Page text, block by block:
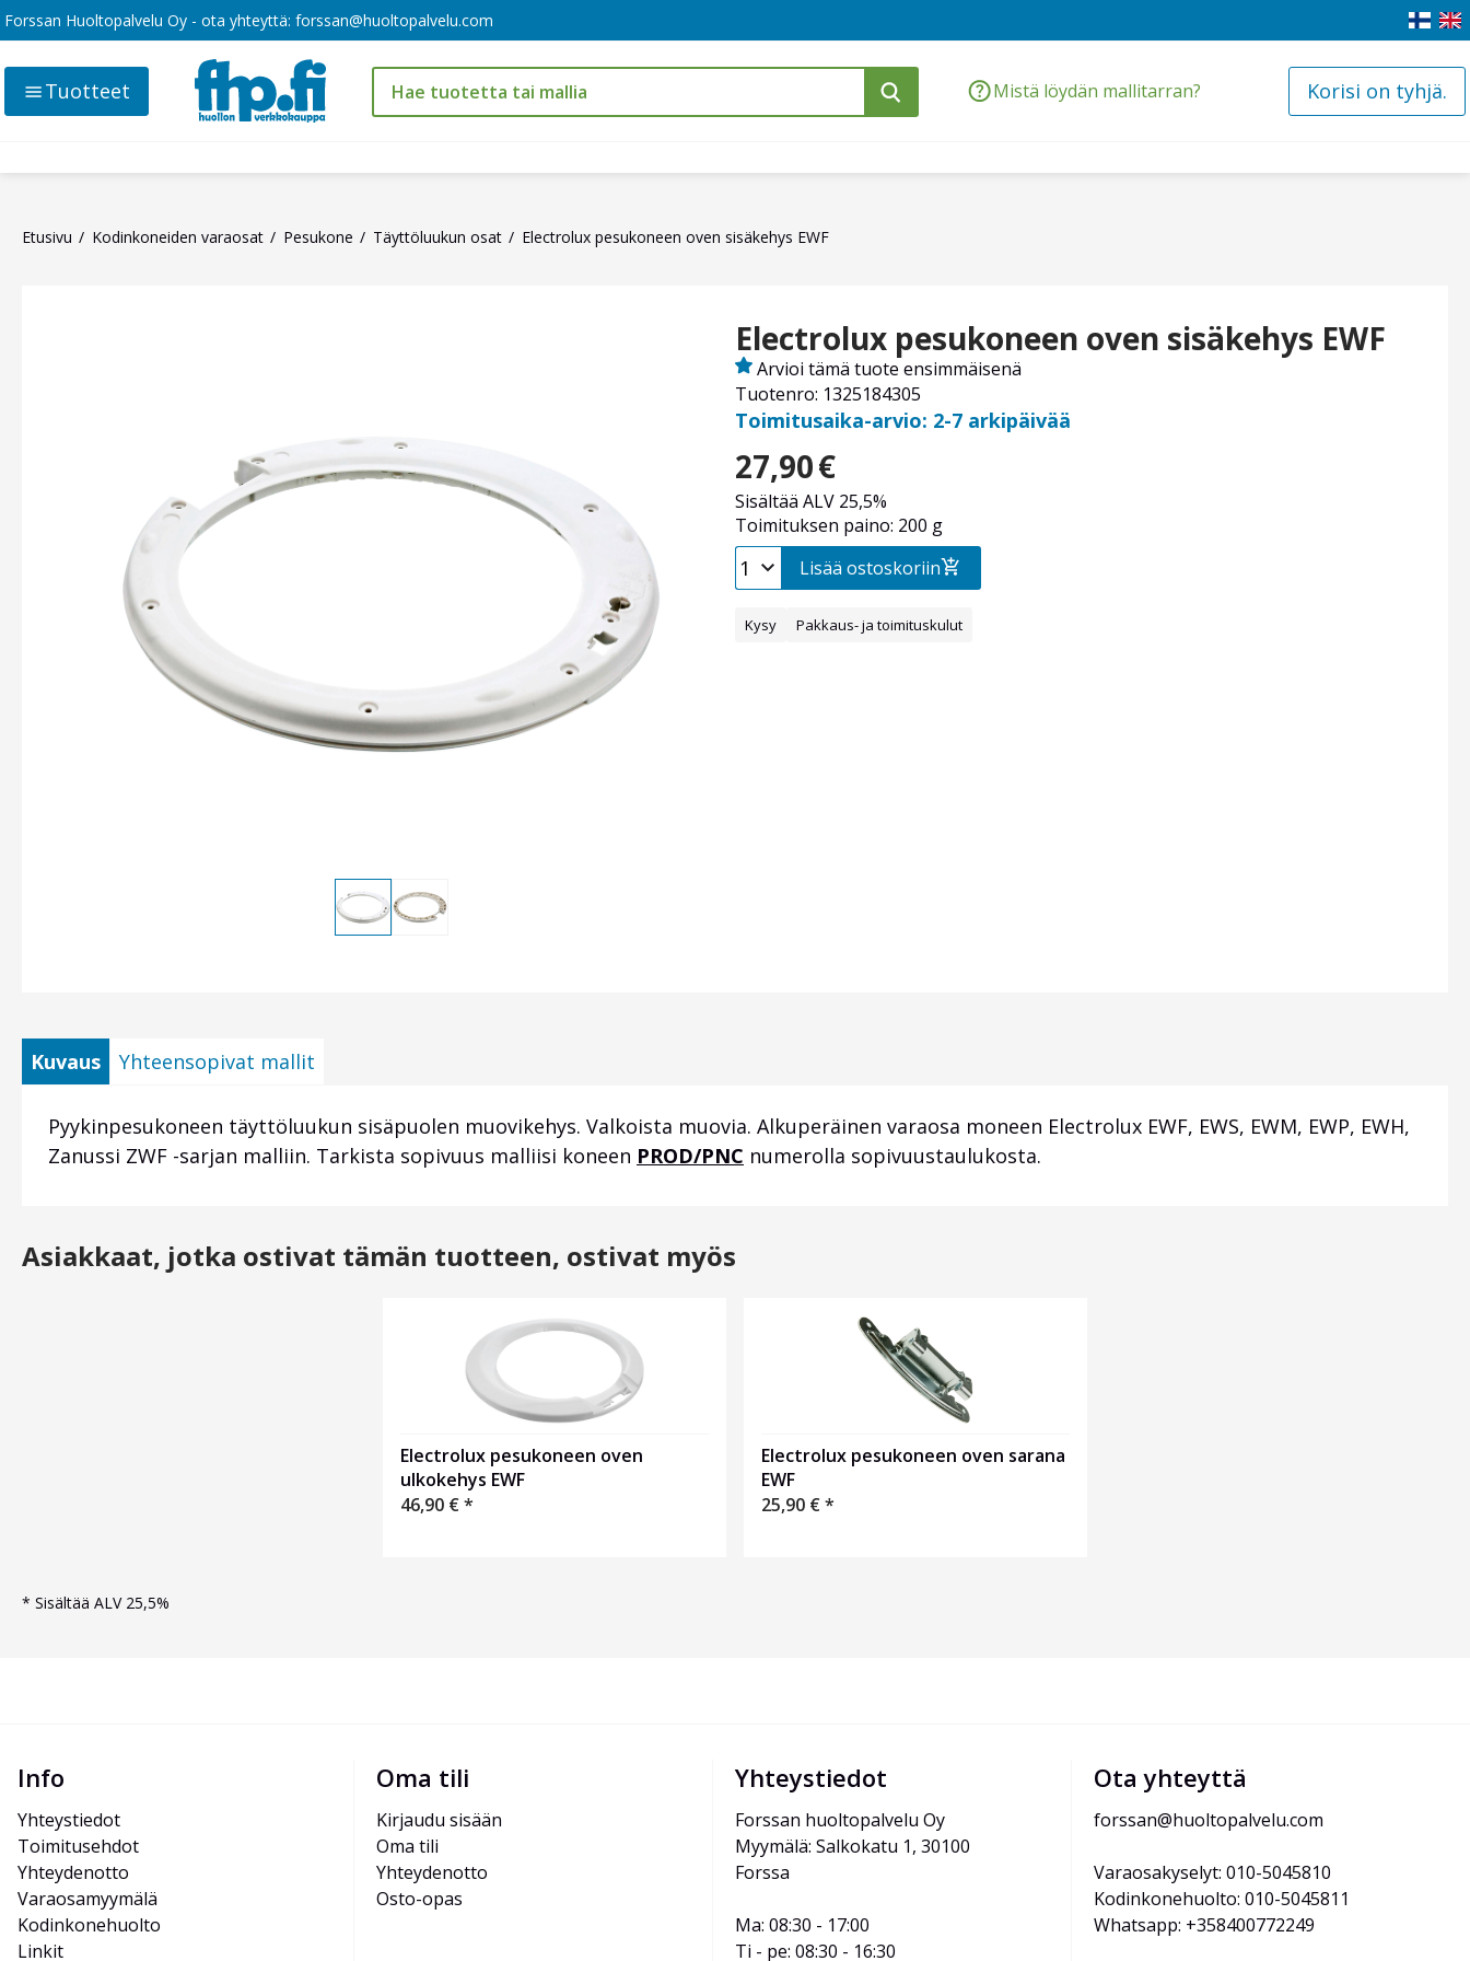
Forssan Huoltopalvelu Oy - ota yhteyttä: forssan@huoltopalvelu.com
Mistä löydän mallitarran? Korisi on tyhjä.
Tuotteet
Etusivu Kodinkoneiden varaosat Pesukone Täyttöluukun osat Electrolux pesukoneen oven sisäkehys EWF
Electrolux pesukoneen oven sisäkehys EWF
Tuotenro: 1325184305
Arvioi tämä tuote ensimmäisenä
Toimitusaika-arvio: 2-7 arkipäivää
27,90€
Sisältää ALV 25,5%
Toimituksen paino: 200 g
Lisää ostoskoriin
Kysy Pakkaus- ja toimituskulut
Kuvaus Yhteensopivat mallit
Pyykinpesukoneen täyttöluukun sisäpuolen muovikehys. Valkoista muovia. Alkuperäinen varaosa moneen Electrolux EWF, EWS, EWM, EWP, EWH,
Zanussi ZWF -sarjan malliin. Tarkista sopivuus malliisi koneen PROD/PNC numerolla sopivuustaulukosta.
Asiakkaat, jotka ostivat tämän tuotteen, ostivat myös
Electrolux pesukoneen oven
ulkokehys EWF
46,90 €*
Electrolux pesukoneen oven sarana
EWF
25,90 €*
* Sisältää ALV 25,5%
Info
Yhteystiedot
Toimitusehdot
Yhteydenotto
Varaosamyymälä
Kodinkonehuolto
Linkit
Oma tili
Kirjaudu sisään
Oma tili
Yhteydenotto
Osto-opas
Yhteystiedot
Forssan huoltopalvelu Oy
Myymälä: Salkokatu 1, 30100
Forssa
Ma: 08:30 - 17:00
Ti - pe: 08:30 - 16:30
Ota yhteyttä
forssan@huoltopalvelu.com
Varaosakyselyt: 010-5045810
Kodinkonehuolto: 010-5045811
Whatsapp: +358400772249